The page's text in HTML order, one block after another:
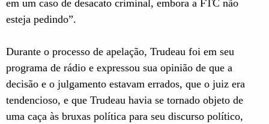
em um caso de desacato criminal, embora a FTC não
esteja pedindo”.
Durante o processo de apelação, Trudeau foi em seu
programa de rádio e expressou sua opinião de que a
decisão e o julgamento estavam errados, que o juiz era
tendencioso, e que Trudeau havia se tornado objeto de
uma caça às bruxas política para seu discurso político,